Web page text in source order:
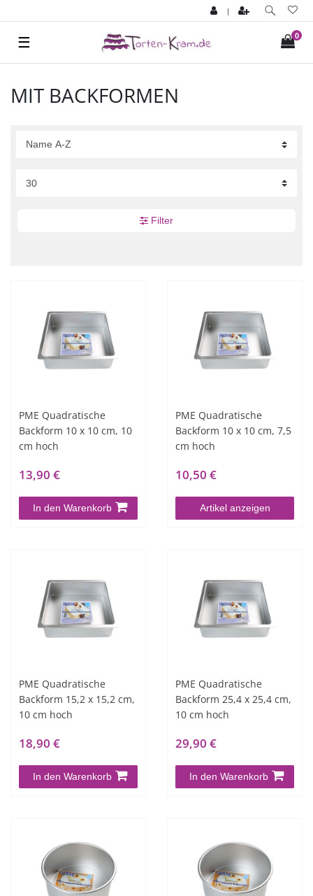
|
0
☰
MIT BACKFORMEN
Filter
PME Quadratische
Backform 10 x 10 cm, 10
cm hoch
13,90 €
In den Warenkorb
PME Quadratische
Backform 10 x 10 cm, 7,5
cm hoch
10,50 €
Artikel anzeigen
PME Quadratische
Backform 15,2 x 15,2 cm,
10 cm hoch
18,90 €
In den Warenkorb
PME Quadratische
Backform 25,4 x 25,4 cm,
10 cm hoch
29,90 €
In den Warenkorb